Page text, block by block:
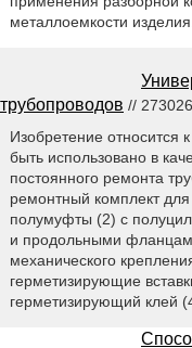
металлоемкости изделия.
трубопроводов //
Изобретение относится
быть использовано в
постоянного ремонта
ремонтный комплект
полумуфты (2) с
и продольными
механического
герметизирующие
герметизирующий клей